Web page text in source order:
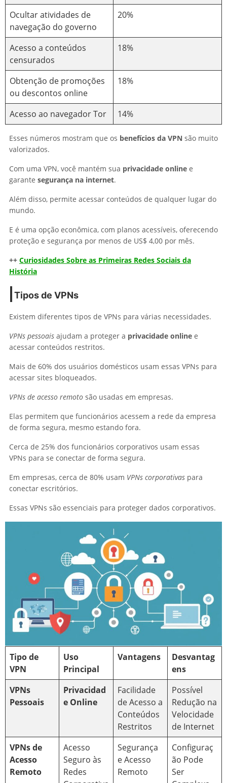
Ocultar atividades de
navegação do governo
20%
Acesso a conteúdos
censurados
18%
Obtenção de promoções
ou descontos online
18%
Acesso ao navegador Tor 14%
Esses números mostram que os benefícios da VPN são muito
valorizados.
Com uma VPN, você mantém sua privacidade online e
garante segurança na internet.
Além disso, permite acessar conteúdos de qualquer lugar do
mundo.
E é uma opção econômica, com planos acessíveis, oferecendo
proteção e segurança por menos de US$ 4,00 por mês.
++ Curiosidades Sobre as Primeiras Redes Sociais da
História
Tipos de VPNs
Existem diferentes tipos de VPNs para várias necessidades.
VPNs pessoais ajudam a proteger a privacidade online e
acessar conteúdos restritos.
Mais de 60% dos usuários domésticos usam essas VPNs para
acessar sites bloqueados.
VPNs de acesso remoto são usadas em empresas.
Elas permitem que funcionários acessem a rede da empresa
de forma segura, mesmo estando fora.
Cerca de 25% dos funcionários corporativos usam essas
VPNs para se conectar de forma segura.
Em empresas, cerca de 80% usam VPNs corporativas para
conectar escritórios.
Essas VPNs são essenciais para proteger dados corporativos.
Tipo de
VPN
Uso
Principal
Vantagens
Desvantag
ens
VPNs
Pessoais
Privacidad
e Online
Facilidade
de Acesso a
Conteúdos
Restritos
Possível
Redução na
Velocidade
de Internet
VPNs de
Acesso
Remoto
Acesso
Seguro às
Redes
Segurança
e Acesso
Remoto
Configuraç
ão Pode
Ser